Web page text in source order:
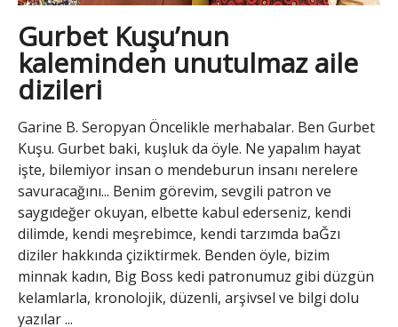
Gurbet Kuşu’nun
kaleminden unutulmaz aile
dizileri
Garine B. Seropyan Öncelikle merhabalar. Ben Gurbet
Kuşu. Gurbet baki, kuşluk da öyle. Ne yapalım hayat
işte, bilemiyor insan o mendeburun insanı nerelere
savuracağını... Benim görevim, sevgili patron ve
saygıdeğer okuyan, elbette kabul ederseniz, kendi
dilimde, kendi meşrebimce, kendi tarzımda baĞzı
diziler hakkında çiziktirmek. Benden öyle, bizim
minnak kadın, Big Boss kedi patronumuz gibi düzgün
kelamlarla, kronolojik, düzenli, arşivsel ve bilgi dolu
yazılar ...